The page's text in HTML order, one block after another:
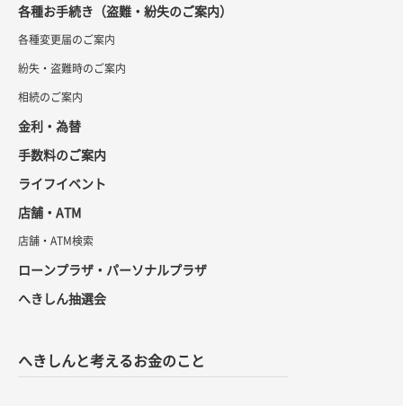
各種お手続き（盗難・紛失のご案内）
各種変更届のご案内
紛失・盗難時のご案内
相続のご案内
金利・為替
手数料のご案内
ライフイベント
店舗・ATM
店舗・ATM検索
ローンプラザ・パーソナルプラザ
へきしん抽選会
へきしんと考えるお金のこと